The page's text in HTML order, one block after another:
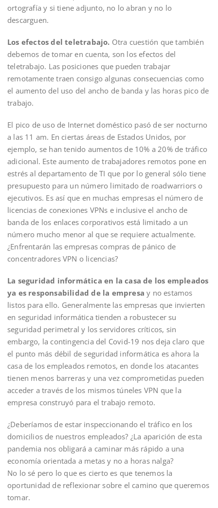
ortografía y si tiene adjunto, no lo abran y no lo
descarguen.
Los efectos del teletrabajo. Otra cuestión que también
debemos de tomar en cuenta, son los efectos del
teletrabajo. Las posiciones que pueden trabajar
remotamente traen consigo algunas consecuencias como
el aumento del uso del ancho de banda y las horas pico de
trabajo.
El pico de uso de Internet doméstico pasó de ser nocturno
a las 11 am. En ciertas áreas de Estados Unidos, por
ejemplo, se han tenido aumentos de 10% a 20% de tráfico
adicional. Este aumento de trabajadores remotos pone en
estrés al departamento de TI que por lo general sólo tiene
presupuesto para un número limitado de roadwarriors o
ejecutivos. Es así que en muchas empresas el número de
licencias de conexiones VPNs e inclusive el ancho de
banda de los enlaces corporativos está limitado a un
número mucho menor al que se requiere actualmente.
¿Enfrentarán las empresas compras de pánico de
concentradores VPN o licencias?
La seguridad informática en la casa de los empleados
ya es responsabilidad de la empresa y no estamos
listos para ello. Generalmente las empresas que invierten
en seguridad informática tienden a robustecer su
seguridad perimetral y los servidores críticos, sin
embargo, la contingencia del Covid-19 nos deja claro que
el punto más débil de seguridad informática es ahora la
casa de los empleados remotos, en donde los atacantes
tienen menos barreras y una vez comprometidas pueden
acceder a través de los mismos túneles VPN que la
empresa construyó para el trabajo remoto.
¿Deberíamos de estar inspeccionando el tráfico en los
domicilios de nuestros empleados? ¿La aparición de esta
pandemia nos obligará a caminar más rápido a una
economía orientada a metas y no a horas nalga?
No lo sé pero lo que es cierto es que tenemos la
oportunidad de reflexionar sobre el camino que queremos
tomar.